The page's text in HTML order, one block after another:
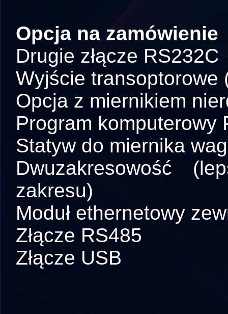
Opcja na zamówienie
Drugie złącze RS232C
Wyjście transoptorowe
Opcja z miernikiem
Program komputerowy
Statyw do miernika
Dwuzakresowość
zakresu)
Moduł ethernetowy
Złącze RS485
Złącze USB